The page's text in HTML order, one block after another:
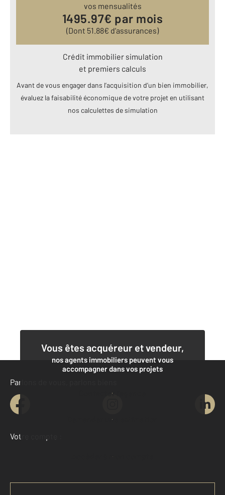
vos mensualités
1495.97€ par mois
(Dont 51.88€ d’assurances)
Crédit immobilier simulation
et premiers calculs
Avant de vous engager dans l’acquisition d’un bien immobilier,
évaluez la faisabilité économique de votre projet en utilisant
nos calculettes de simulation
Vous êtes acquéreur et vendeur,
nos agents immobiliers peuvent vous
accompagner dans vos projets
Contacter l'agence
Demander une estimation
Parlons de vous, parlons biens
Votre compte :
Accéder à mon compte